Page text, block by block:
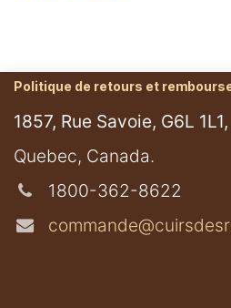
Politique de retours et
1857, Rue Savoie, G6L
​Quebec, Canada.
1800-362-8622